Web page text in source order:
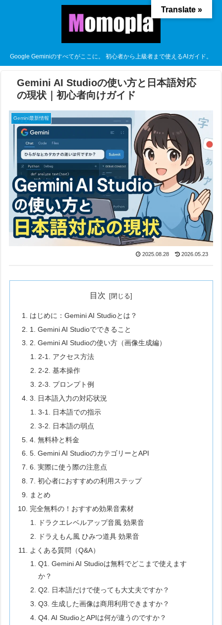
Google Geminiのすべてがここに。 初心者から上級者まで使えるAIガイド。
Gemini AI Studioの使い方と日本語対応
の現状｜初心者向けガイド
Gemini最新情報
2025.08.28 2026.05.23
目次
はじめに：Gemini AI Studioとは？
1. Gemini AI Studioでできること
2. Gemini AI Studioの使い方（画像生成編）
2-1. アクセス方法
2-2. 基本操作
2-3. プロンプト例
3. 日本語入力の対応状況
3-1. 日本語での指示
3-2. 日本語の弱点
4. 無料枠と料金
5. Gemini AI StudioのカテゴリーとAPI
6. 実際に使う際の注意点
7. 初心者におすすめの利用ステップ
まとめ
完全無料の！おすすめ効果音素材
ドラクエレベルアップ音風 効果音
ドラえもん風 ひみつ道具 効果音
よくある質問（Q&A）
Q1. Gemini AI Studioは無料でどこまで使えます
か？
Q2. 日本語だけで使っても大丈夫ですか？
Q3. 生成した画像は商用利用できますか？
Q4. AI StudioとAPIは何が違うのですか？
Translate »